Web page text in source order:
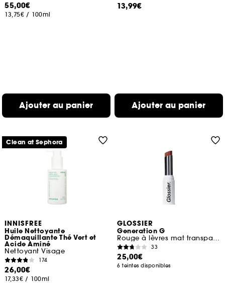
55,00€
13,75€ / 100ml
Ajouter au panier
13,99€
Ajouter au panier
INNISFREE
Huile Nettoyante
Démaquillante Thé Vert et
Acide Aminé
Nettoyant Visage
174
26,00€
17,33€ / 100ml
Clean at Sephora
GLOSSIER
Generation G
Rouge à lèvres mat transparent
33
25,00€
6 teintes disponibles